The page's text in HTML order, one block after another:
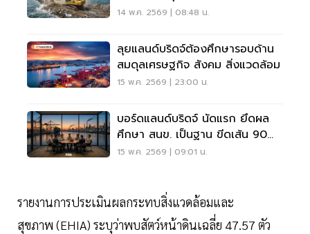
หาย
14 พ.ค. 2569 | 08:48 น.
ลุยแลนด์บริดจ์ต้องศึกษารอบด้าน
สมดุลเศรษฐกิจ สังคม สิ่งแวดล้อม
15 พ.ค. 2569 | 23:00 น.
บอร์ดแลนด์บริดจ์ นัดแรก ยึดผล
ศึกษา สนข. เป็นฐาน ขีดเส้น 90
วันจบ
15 พ.ค. 2569 | 09:01 น.
รายงานการประเมินผลกระทบสิ่งแวดล้อมและ
สุขภาพ (EHIA) ระบุว่าพบสัตว์หน้าดินเฉลี่ย 47.57 ตัว